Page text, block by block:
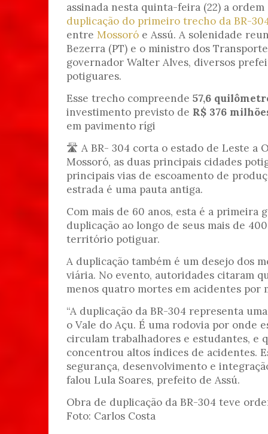
assinada nesta quinta-feira (22) a
duplicação do primeiro trecho da BR-
entre Mossoró e Assú. A solenidade
Bezerra (PT) e o ministro dos
governador Walter Alves, diversos
potiguares.
Esse trecho compreende 57,6
investimento previsto de R$ 376
em pavimento rígi
🛣️ A BR- 304 corta o estado de Leste a
Mossoró, as duas principais cidades
principais vias de escoamento de
estrada é uma pauta antiga.
Com mais de 60 anos, esta é a
duplicação ao longo de seus mais de
território potiguar.
A duplicação também é um desejo dos
viária. No evento, autoridades citaram
menos quatro mortes em acidentes por
“A duplicação da BR-304 representa
o Vale do Açu. É uma rodovia por onde
circulam trabalhadores e estudantes, e
concentrou altos índices de acidentes.
segurança, desenvolvimento e
falou Lula Soares, prefeito de Assú.
Obra de duplicação da BR-304 teve
Foto: Carlos Costa